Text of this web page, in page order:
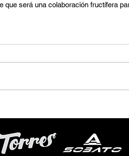
que será una colaboración fructífera